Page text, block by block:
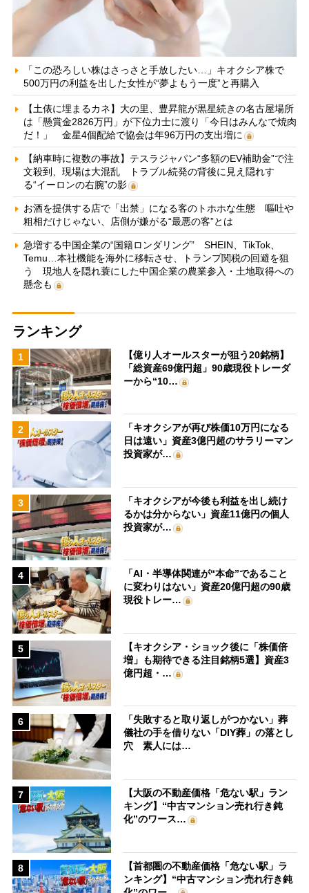
「この恐ろしい株はさっさと手放したい…」キオクシア株で
500万円の利益を出した女性が“夢よもう一度”と再購入
【土俵に埋まるカネ】大の里、豊昇龍が黒星続きの名古屋場所
は「懸賞金2826万円」が下位力士に渡り「今日はみんなで焼肉
だ！」 金星4個配給で協会は年96万円の支出増に
【納車時に複数の事故】テスラジャパン“多額のEV補助金”で注
文殺到、現場は大混乱 トラブル続発の背後に見え隠れす
る“イーロンの右腕”の影
お酒を提供する店で「出禁」になる客のトホホな生態 嘔吐や
粗相だけじゃない、店側が嫌がる“最悪の客”とは
急増する中国企業の“国籍ロンダリング” SHEIN、TikTok、
Temu…本社機能を海外に移転させ、トランプ関税の回避を狙
う 現地人を隠れ蓑にした中国企業の農業参入・土地取得への
懸念も
ランキング
1
【億り人オールスターが狙う20銘柄】
「総資産69億円超」90歳現役トレーダ
ーから“10…
2
「キオクシアが再び株価10万円になる
日は遠い」資産3億円超のサラリーマン
投資家が…
3
「キオクシアが今後も利益を出し続け
るかは分からない」資産11億円の個人
投資家が…
4
「AI・半導体関連が“本命”であること
に変わりはない」資産20億円超の90歳
現役トレー…
5
【キオクシア・ショック後に「株価倍
増」も期待できる注目銘柄5選】資産3
億円超・…
6
「失敗すると取り返しがつかない」葬
儀社の手を借りない「DIY葬」の落とし
穴 素人には…
7
【大阪の不動産価格「危ない駅」ラン
キング】“中古マンション売れ行き鈍
化”のワース…
8
【首都圏の不動産価格「危ない駅」ラ
ンキング】“中古マンション売れ行き鈍